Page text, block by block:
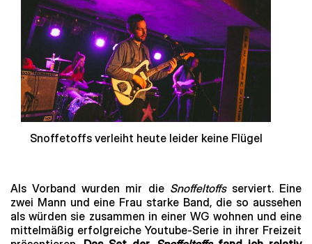
Snoffetoffs verleiht heute leider keine Flügel
Als Vorband wurden mir die Snoffeltoffsserviert. Eine
zwei Mann und eine Frau starke Band, die so aussehen
als würden sie zusammen in einer WG wohnen und eine
mittelmäßig erfolgreiche Youtube-Serie in ihrer Freizeit